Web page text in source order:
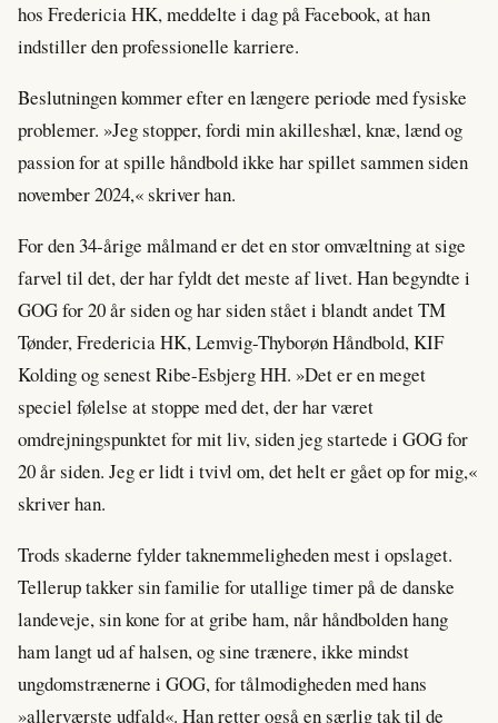
hos Fredericia HK, meddelte i dag på Facebook, at han
indstiller den professionelle karriere.
Beslutningen kommer efter en længere periode med fysiske
problemer. »Jeg stopper, fordi min akilleshæl, knæ, lænd og
passion for at spille håndbold ikke har spillet sammen siden
november 2024,« skriver han.
For den 34-årige målmand er det en stor omvæltning at sige
farvel til det, der har fyldt det meste af livet. Han begyndte i
GOG for 20 år siden og har siden stået i blandt andet TM
Tønder, Fredericia HK, Lemvig-Thyborøn Håndbold, KIF
Kolding og senest Ribe-Esbjerg HH. »Det er en meget
speciel følelse at stoppe med det, der har været
omdrejningspunktet for mit liv, siden jeg startede i GOG for
20 år siden. Jeg er lidt i tvivl om, det helt er gået op for mig,«
skriver han.
Trods skaderne fylder taknemmeligheden mest i opslaget.
Tellerup takker sin familie for utallige timer på de danske
landeveje, sin kone for at gribe ham, når håndbolden hang
ham langt ud af halsen, og sine trænere, ikke mindst
ungdomstrænerne i GOG, for tålmodigheden med hans
»allerværste udfald«. Han retter også en særlig tak til de